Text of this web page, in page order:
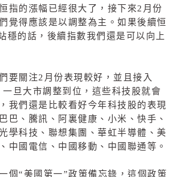
指的漲幅已經很大了，接下來2 月份
覺得應該是以調整為主。如果後續恒
穩的話，後續指數我們還是可以向上
要關注2 月份表現較好，並且接入
一旦大市調整到位，這些科技股就會
我們還是比較看好今年科技股的表現
巴、騰訊、阿裏健康、小米、快手、
學科技、聯想集團、華虹半導體、美
中國電信、中國移動、中國聯通等。
個“美國第一”政策備忘錄，這個政策